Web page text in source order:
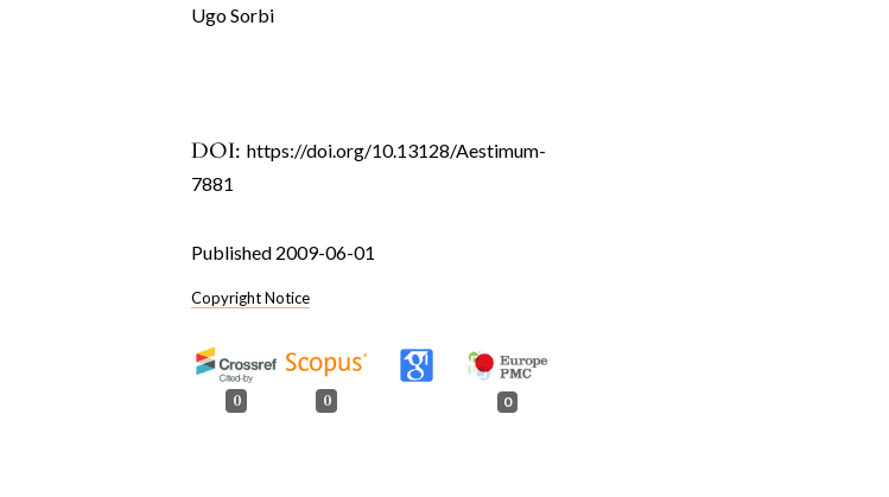
Ugo Sorbi
DOI:https://doi.org/10.13128/Aestimum-
7881
Published 2009-06-01
Copyright Notice
0 0 0